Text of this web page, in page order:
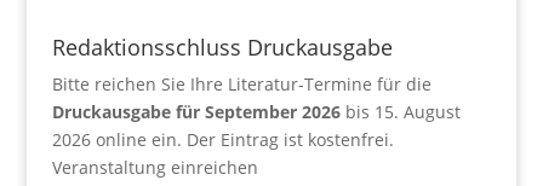
Redaktionsschluss Druckausgabe
Bitte reichen Sie Ihre Literatur-Termine für die
Druckausgabe für September 2026bis 15. August
2026 online ein. Der Eintrag ist kostenfrei.
Veranstaltung einreichen